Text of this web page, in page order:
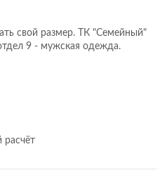
свой размер. ТК "Семейный"
9 - мужская одежда.
расчёт